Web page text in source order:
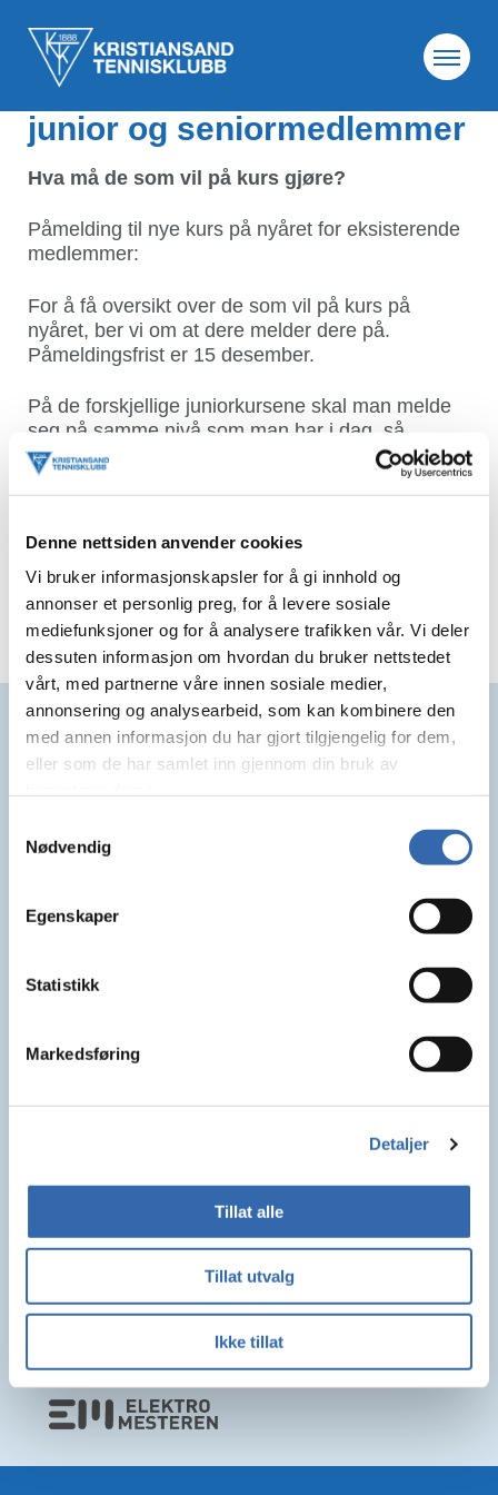
Denne nettsiden anvender cookies
Vi bruker informasjonskapsler for å gi innhold og
annonser et personlig preg, for å levere sosiale
mediefunksjoner og for å analysere trafikken vår. Vi deler
dessuten informasjon om hvordan du bruker nettstedet
vårt, med partnerne våre innen sosiale medier,
annonsering og analysearbeid, som kan kombinere den
med annen informasjon du har gjort tilgjengelig for dem,
eller som de har samlet inn gjennom din bruk av
Nødvendig
Egenskaper
Statistikk
Markedsføring
Detaljer
Tillat alle
Tillat utvalg
Ikke tillat
29. nov. 2022
Kurs for vårsemester 2023
junior og seniormedlemmer
Hva må de som vil på kurs gjøre?
Påmelding til nye kurs på nyåret for eksisterende
medlemmer:
For å få oversikt over de som vil på kurs på
nyåret, ber vi om at dere melder dere på.
Påmeldingsfrist er 15 desember.
På de forskjellige juniorkursene skal man melde
seg på samme nivå som man har i dag, så
justerer Aljosa de som skal opp ett hakk.Voksne
(20+) melder seg på voksenkurs, og Aljosa vil
putte dere i rett kurs. De aller fleste vil fortsette i
Alle de forskjellige kategorier ligger i halbooking
under interne turneringer.
Samarbeidspartnere